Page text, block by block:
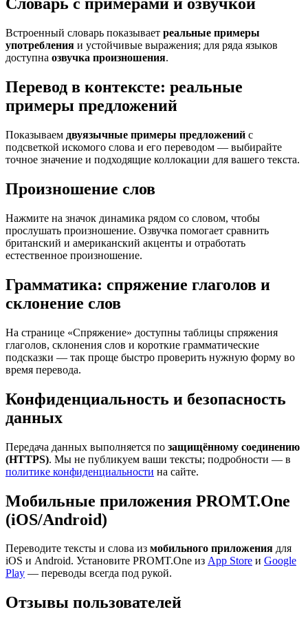
Словарь с примерами и озвучкой
Встроенный словарь показывает реальные примеры
употребления и устойчивые выражения; для ряда языков
доступна озвучка произношения.
Перевод в контексте: реальные
примеры предложений
Показываем двуязычные примеры предложений с
подсветкой искомого слова и его переводом — выбирайте
точное значение и подходящие коллокации для вашего текста.
Произношение слов
Нажмите на значок динамика рядом со словом, чтобы
прослушать произношение. Озвучка помогает сравнить
британский и американский акценты и отработать
естественное произношение.
Грамматика: спряжение глаголов и
склонение слов
На странице «Спряжение» доступны таблицы спряжения
глаголов, склонения слов и короткие грамматические
подсказки — так проще быстро проверить нужную форму во
время перевода.
Конфиденциальность и безопасность
данных
Передача данных выполняется по защищённому соединению
(HTTPS). Мы не публикуем ваши тексты; подробности — в
политике конфиденциальности на сайте.
Мобильные приложения PROMT.One
(iOS/Android)
Переводите тексты и слова из мобильного приложения для
iOS и Android. Установите PROMT.One из App Store и Google
Play — переводы всегда под рукой.
Отзывы пользователей